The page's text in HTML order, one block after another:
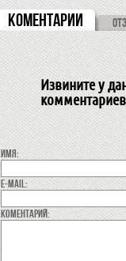
КОМЕНТАРИИ
Извините у
Имя:
E-MAIL:
коментарий: